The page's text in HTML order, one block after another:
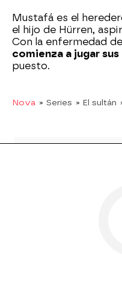
Mustafá es el
el hijo de Hürren,
Con la enfermedad
comienza a jugar sus
puesto.
Nova » Series » El sultán